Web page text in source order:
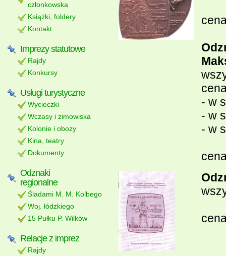
członkowska
Książki, foldery
Kontakt
Imprezy statutowe
Rajdy
Konkursy
Usługi turystyczne
Wycieczki
Wczasy i zimowiska
Kolonie i obozy
Kina, teatry
Dokumenty
Odznaki
regionalne
Śladami M. M. Kolbego
Woj. łódzkiego
15 Pułku P. Wilków
Relacje z imprez
Rajdy
- w
- w
- w